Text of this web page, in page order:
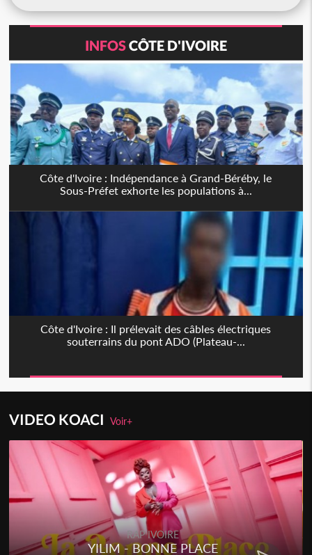
INFOSCÔTE D'IVOIRE
Côte d'Ivoire : Indépendance à Grand-Béréby, le
Sous-Préfet exhorte les populations à...
Côte d'Ivoire : Il prélevait des câbles électriques
souterrains du pont ADO (Plateau-...
VIDEO KOACIVoir+
RAP IVOIRE
YILIM - BONNE PLACE